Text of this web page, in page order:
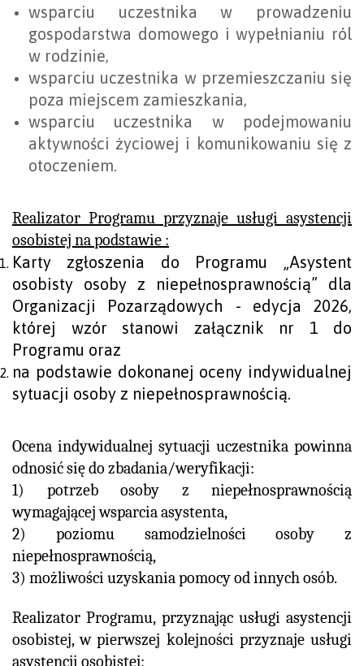
wsparciu uczestnika w prowadzeniu
gospodarstwa domowego i wypełnianiu ról
w rodzinie,
wsparciu uczestnika w przemieszczaniu się
poza miejscem zamieszkania,
wsparciu uczestnika w podejmowaniu
aktywności życiowej i komunikowaniu się z
otoczeniem.
Realizator Programu przyznaje usługi asystencji
osobistej na podstawie :
Karty zgłoszenia do Programu „Asystent
osobisty osoby z niepełnosprawnością” dla
Organizacji Pozarządowych - edycja 2026,
której wzór stanowi załącznik nr 1 do
Programu oraz
na podstawie dokonanej oceny indywidualnej
sytuacji osoby z niepełnosprawnością.
Ocena indywidualnej sytuacji uczestnika powinna
odnosić się do zbadania/weryfikacji:
1) potrzeb osoby z niepełnosprawnością
wymagającej wsparcia asystenta,
2) poziomu samodzielności osoby z
niepełnosprawnością,
3) możliwości uzyskania pomocy od innych osób.
Realizator Programu, przyznając usługi asystencji
osobistej, w pierwszej kolejności przyznaje usługi
asystencji osobistej: